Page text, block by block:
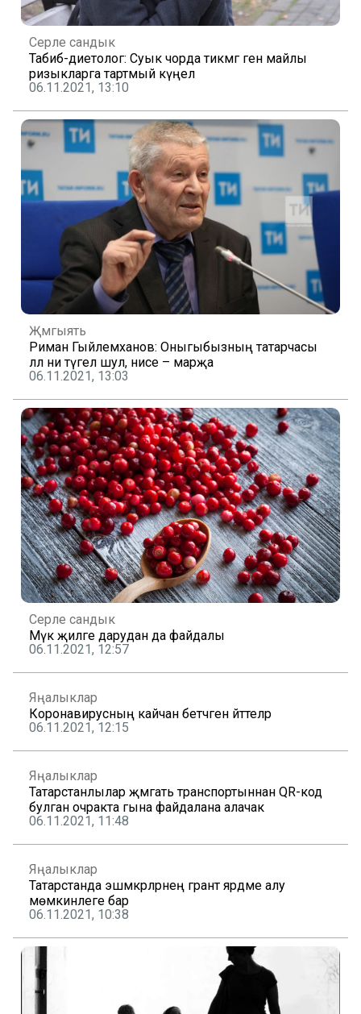
Серле сандык
Табиб-диетолог: Суык чорда тикмәгә генә майлы
ризыкларга тартмый күңел
06.11.2021, 13:10
Җәмгыять
Риман Гыйлемханов: Оныгыбызның татарчасы
әллә ни түгел шул, әнисе – марҗа
06.11.2021, 13:03
Серле сандык
Мүк җиләге дарудан да файдалы
06.11.2021, 12:57
Яңалыклар
Коронавирусның кайчан бетәчәген әйттеләр
06.11.2021, 12:15
Яңалыклар
Татарстанлылар җәмәгать транспортыннан QR-код
булган очракта гына файдалана алачак
06.11.2021, 11:48
Яңалыклар
Татарстанда эшмәкәрләрнең грант ярдәме алу
мөмкинлеге бар
06.11.2021, 10:38